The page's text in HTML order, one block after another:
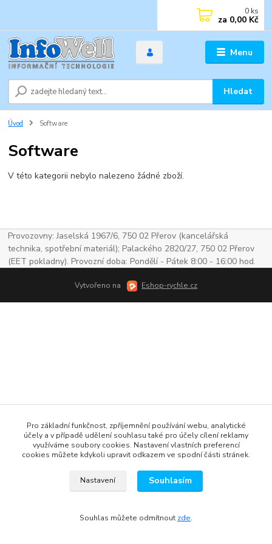
Menu
Hledat
0 ks
za 0,00 Kč
Úvod Software
Software
V této kategorii nebylo nalezeno žádné zboží.
Provozovny: Jaselská 1967/6, 750 02 Přerov (kancelářská
technika, spotřební materiál); Palackého 2820/27, 750 02 Přerov
(EET pokladny). Provozní doba: Pondělí - Pátek 8:00 - 16:00 hod.
Vytvořeno na Eshop-rychle.cz
Pro základní funkčnost, zpříjemnění používání webu, analytické
účely a v případě udělení souhlasu také pro účely cílení reklamy
využíváme soubory cookies. Nastavení vlastních preferencí
cookies můžete kdykoli upravit odkazem ve spodní části stránek.
Nastavení Souhlasím
Souhlas můžete odmítnout zde.